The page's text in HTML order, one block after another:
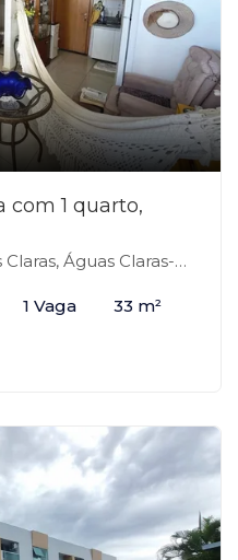
com 1 quarto,
Águas Claras-DF
1 Vaga 33 m²